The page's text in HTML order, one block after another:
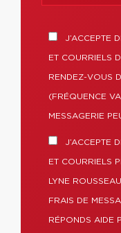
J’ACCEPTE
ET COURRIELS
RENDEZ-VOUS
(FRÉQUENCE
MESSAGERIE
J’ACCEPTE
ET COURRIELS
LYNE
FRAIS DE
RÉPONDS AIDE